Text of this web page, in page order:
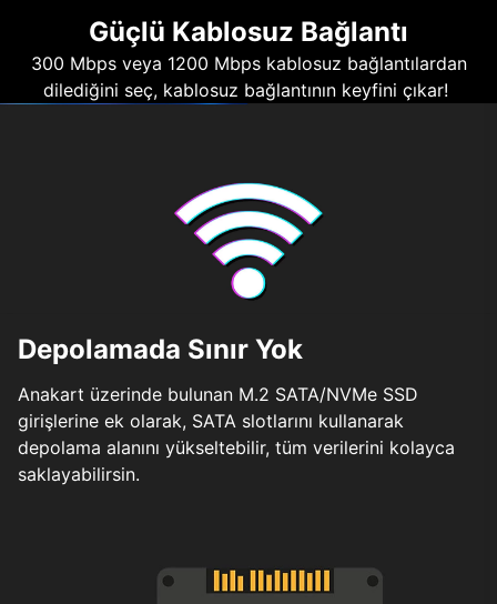
Güçlü Kablosuz Bağlantı
300 Mbps veya 1200 Mbps kablosuz bağlantılardan
dilediğini seç, kablosuz bağlantının keyfini çıkar!
Depolamada Sınır Yok
Anakart üzerinde bulunan M.2 SATA/NVMe SSD
girişlerine ek olarak, SATA slotlarını kullanarak
depolama alanını yükseltebilir, tüm verilerini kolayca
saklayabilirsin.